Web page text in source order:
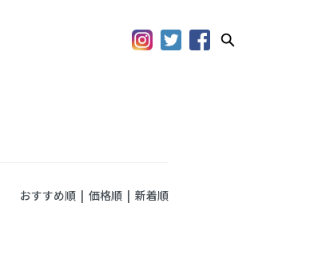
おすすめ順 | 価格順 | 新着順